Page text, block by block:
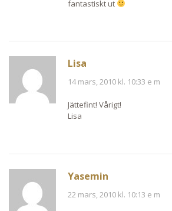
fantastiskt ut
Lisa
14 mars, 2010 kl. 10:33 e m
Jättefint! Vårigt!
Lisa
Yasemin
22 mars, 2010 kl. 10:13 e m